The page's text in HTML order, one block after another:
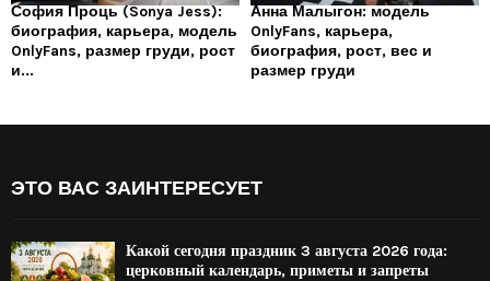
София Проць (Sonya Jess):
биография, карьера, модель
OnlyFans, размер груди, рост
и...
Анна Малыгон: модель
OnlyFans, карьера,
биография, рост, вес и
размер груди
ЭТО ВАС ЗАИНТЕРЕСУЕТ
Какой сегодня праздник 3 августа 2026 года:
церковный календарь, приметы и запреты